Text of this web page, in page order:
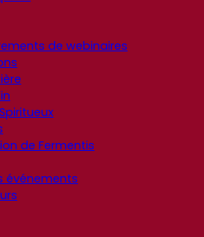
de webinaires
de Fermentis
événements